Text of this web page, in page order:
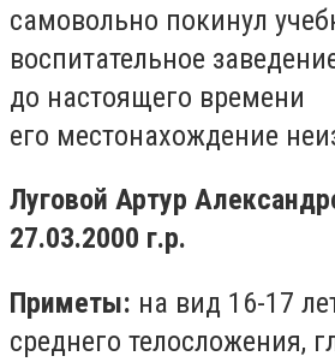
самовольно покинул
воспитательное
до настоящего времени
его местонахождение
Луговой Артур
27.03.2000 г.р.
Приметы: на вид 16-17
среднего телосложения,